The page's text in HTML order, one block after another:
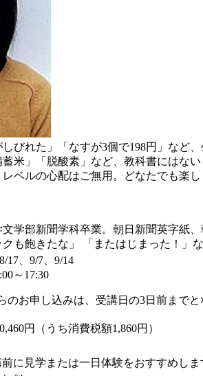
びれた」「なすが3個で198円」など
米」「脱酸素」など、教科書にはない
ベルの心配はご無用。どなたでも楽し
文学部新聞学科卒業。朝日新聞英字紙
も飽きたな」 「またはじまった！」
17、9/7、9/14
～17:30
のお申し込みは、受講日の3日前までと
円（うち消費税額1,860円）
に見学または一日体験をおすすめしま